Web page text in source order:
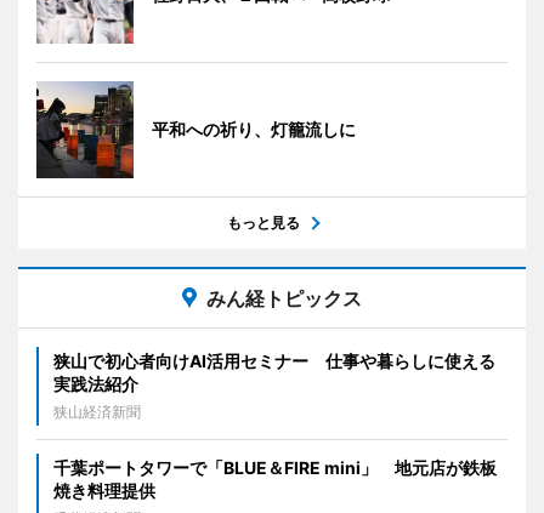
平和への祈り、灯籠流しに
もっと見る
みん経トピックス
狭山で初心者向けAI活用セミナー 仕事や暮らしに使える
実践法紹介
狭山経済新聞
千葉ポートタワーで「BLUE＆FIRE mini」 地元店が鉄板
焼き料理提供